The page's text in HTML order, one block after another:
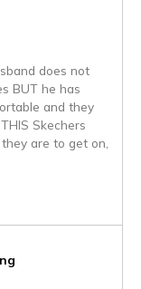
does not
BUT he has
and they
Skechers
are to get on,